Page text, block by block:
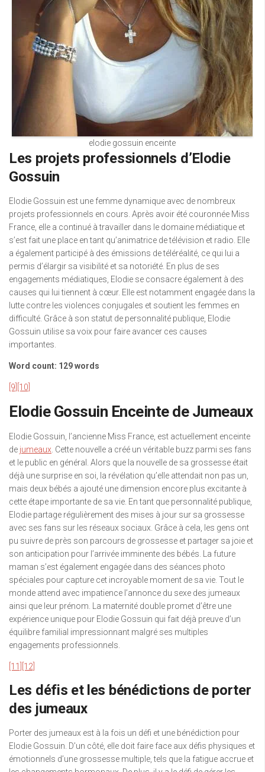
elodie gossuin enceinte
Les projets professionnels d’Elodie
Gossuin
Elodie Gossuin est une femme dynamique avec de nombreux
projets professionnels en cours. Après avoir été couronnée Miss
France, elle a continué à travailler dans le domaine médiatique et
s’est fait une place en tant qu’animatrice de télévision et radio. Elle
a également participé à des émissions de téléréalité, ce qui lui a
permis d’élargir sa visibilité et sa notoriété. En plus de ses
engagements médiatiques, Elodie se consacre également à des
causes qui lui tiennent à cœur. Elle est notamment engagée dans la
lutte contre les violences conjugales et soutient les femmes en
difficulté. Grâce à son statut de personnalité publique, Elodie
Gossuin utilise sa voix pour faire avancer ces causes
importantes.
Word count: 129 words
[9] [10]
Elodie Gossuin Enceinte de Jumeaux
Elodie Gossuin, l’ancienne Miss France, est actuellement enceinte
de jumeaux. Cette nouvelle a créé un véritable buzz parmi ses fans
et le public en général. Alors que la nouvelle de sa grossesse était
déjà une surprise en soi, la révélation qu’elle attendait non pas un,
mais deux bébés a ajouté une dimension encore plus excitante à
cette étape importante de sa vie. En tant que personnalité publique,
Elodie partage régulièrement des mises à jour sur sa grossesse
avec ses fans sur les réseaux sociaux. Grâce à cela, les gens ont
pu suivre de près son parcours de grossesse et partager sa joie et
son anticipation pour l’arrivée imminente des bébés. La future
maman s’est également engagée dans des séances photo
spéciales pour capture cet incroyable moment de sa vie. Tout le
monde attend avec impatience l’annonce du sexe des jumeaux
ainsi que leur prénom. La maternité double promet d’être une
expérience unique pour Elodie Gossuin qui fait déjà preuve d’un
équilibre familial impressionnant malgré ses multiples
engagements professionnels.
[11] [12]
Les défis et les bénédictions de porter
des jumeaux
Porter des jumeaux est à la fois un défi et une bénédiction pour
Elodie Gossuin. D’un côté, elle doit faire face aux défis physiques et
émotionnels d’une grossesse multiple, tels que la fatigue accrue et